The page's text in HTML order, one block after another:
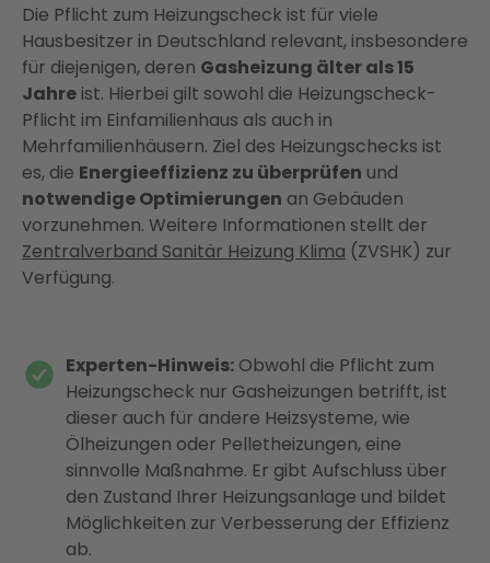
Die Pflicht zum Heizungscheck ist für viele
Hausbesitzer in Deutschland relevant, insbesondere
für diejenigen, deren Gasheizung älter als 15
Jahre ist. Hierbei gilt sowohl die Heizungscheck-
Pflicht im Einfamilienhaus als auch in
Mehrfamilienhäusern. Ziel des Heizungschecks ist
es, die Energieeffizienz zu überprüfen und
notwendige Optimierungen an Gebäuden
vorzunehmen. Weitere Informationen stellt der
Zentralverband Sanitär Heizung Klima (ZVSHK) zur
Verfügung.
Experten-Hinweis: Obwohl die Pflicht zum
Heizungscheck nur Gasheizungen betrifft, ist
dieser auch für andere Heizsysteme, wie
Ölheizungen oder Pelletheizungen, eine
sinnvolle Maßnahme. Er gibt Aufschluss über
den Zustand Ihrer Heizungsanlage und bildet
Möglichkeiten zur Verbesserung der Effizienz
ab.